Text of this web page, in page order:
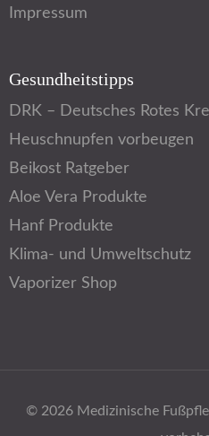
Impressum
Gesundheitstipps
DRK – Deutsches Rotes
Heuschnupfen vorbeugen
Beikost Ratgeber
Aloe Vera Produkte
Hanf Produkte
Klima- und Umweltschutz
Vaporizer Shop
© 2026 Medizinische